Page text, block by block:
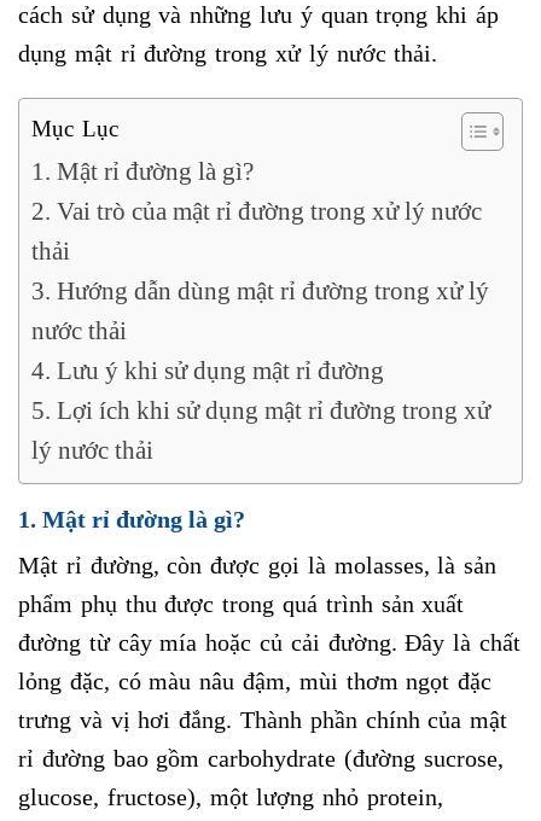
cách sử dụng và những lưu ý quan trọng khi áp
dụng mật rỉ đường trong xử lý nước thải.
Mục Lục
1. Mật rỉ đường là gì?
2. Vai trò của mật rỉ đường trong xử lý nước
thải
3. Hướng dẫn dùng mật rỉ đường trong xử lý
nước thải
4. Lưu ý khi sử dụng mật rỉ đường
5. Lợi ích khi sử dụng mật rỉ đường trong xử
lý nước thải
1. Mật rỉ đường là gì?
Mật rỉ đường, còn được gọi là molasses, là sản
phẩm phụ thu được trong quá trình sản xuất
đường từ cây mía hoặc củ cải đường. Đây là chất
lỏng đặc, có màu nâu đậm, mùi thơm ngọt đặc
trưng và vị hơi đắng. Thành phần chính của mật
rỉ đường bao gồm carbohydrate (đường sucrose,
glucose, fructose), một lượng nhỏ protein,